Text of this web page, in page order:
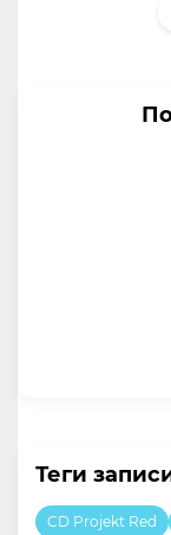
Теги
CD Projekt Red